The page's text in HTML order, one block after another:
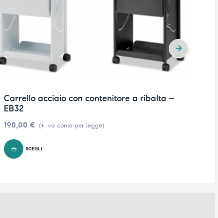
Carrello acciaio con contenitore a ribalta –
EB32
190,00 € (+ iva come per legge)
SCEGLI